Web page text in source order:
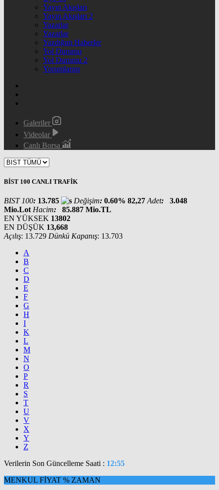
Yayın Akışları
Yayın Akışları 2
Yazarlar
Yazarlar
Yazdığım Haberler
Yol Durumu
Yol Durumu 2
Yorumlarım
Galeriler
Videolar
Canlı Borsa
BİST 100 CANLI TRAFİK
BIST 100: 13.785 Değişim: 0.60% 82,27 Adet:
3.048
Mio.Lot Hacim: 85.887 Mio.TL
EN YÜKSEK 13802
EN DÜŞÜK 13,668
Açılış: 13.729 Dünkü Kapanış: 13.703
A
B
C
D
E
F
G
H
I
K
L
M
N
O
P
R
S
T
U
V
X
Y
Z
Verilerin Son Güncelleme Saati : 12:55
MENKUL FİYAT % ZAMAN